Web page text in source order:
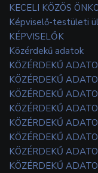
KECELI KÖZÖS
Képviselő-testületi
KÉPVISELŐK
Közérdekű adatok
KÖZÉRDEKŰ
KÖZÉRDEKŰ
KÖZÉRDEKŰ
KÖZÉRDEKŰ
KÖZÉRDEKŰ
KÖZÉRDEKŰ
KÖZÉRDEKŰ
KÖZÉRDEKŰ